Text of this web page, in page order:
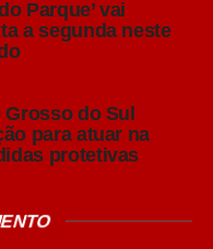
o aumento na
de 96% das
1,4 mil para mais de
de
de aumento de
577.
nesse caso, para
Parque’ vai
a segunda neste
Grosso do Sul
para atuar na
protetivas